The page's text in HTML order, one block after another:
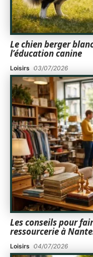
Le chien berger
l’éducation canine
Loisirs 03/07/2026
Les conseils pour
ressourcerie à
Loisirs 04/07/2026